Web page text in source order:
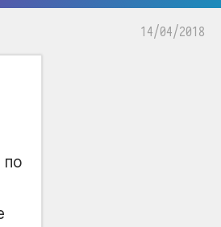
14/04/2018
по